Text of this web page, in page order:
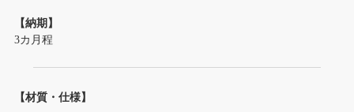
【納期】
3カ月程
【材質・仕様】